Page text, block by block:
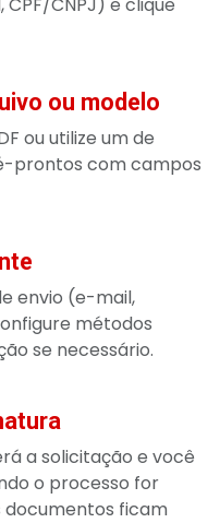
CNPJ) e clique
ou modelo
ou utilize um de
prontos com campos
envio (e-mail,
métodos
se necessário.
a solicitação e você
o processo for
documentos ficam